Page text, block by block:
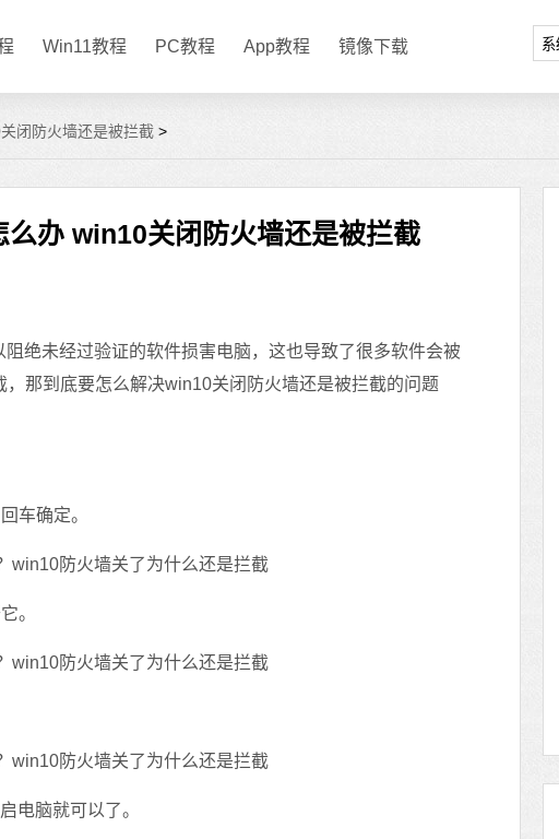
Win11教程 PC教程 App教程 镜像下载
闭防火墙还是被拦截 >
办 win10关闭防火墙还是被拦截
未经过验证的软件损害电脑，这也导致了很多软件会被
那到底要怎么解决win10关闭防火墙还是被拦截的问题
车确定。
。
脑就可以了。